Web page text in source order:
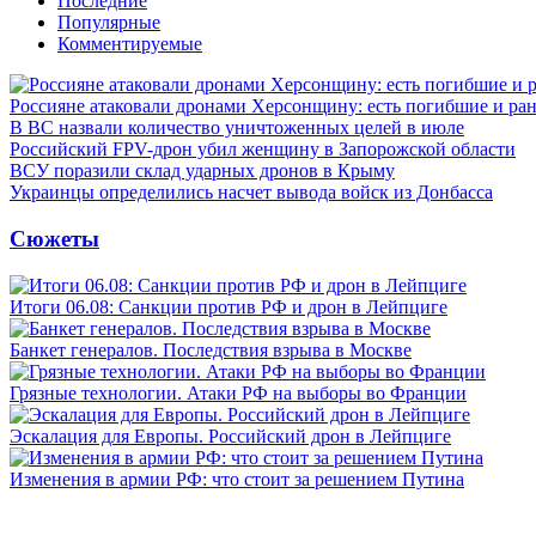
Популярные
Комментируемые
Россияне атаковали дронами Херсонщину: есть погибшие и
В ВС назвали количество уничтоженных целей в июле
Российский FPV-дрон убил женщину в Запорожской области
ВСУ поразили склад ударных дронов в Крыму
Украинцы определились насчет вывода войск из Донбасса
Сюжеты
Итоги 06.08: Санкции против РФ и дрон в Лейпциге
Банкет генералов. Последствия взрыва в Москве
Грязные технологии. Атаки РФ на выборы во Франции
Эскалация для Европы. Российский дрон в Лейпциге
Изменения в армии РФ: что стоит за решением Путина